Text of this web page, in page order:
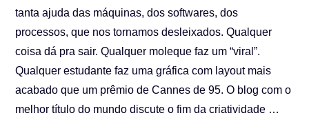
tanta ajuda das máquinas, dos softwares, dos
processos, que nos tornamos desleixados. Qualquer
coisa dá pra sair. Qualquer moleque faz um “viral”.
Qualquer estudante faz uma gráfica com layout mais
acabado que um prêmio de Cannes de 95. O blog com o
melhor título do mundo discute o fim da criatividade …